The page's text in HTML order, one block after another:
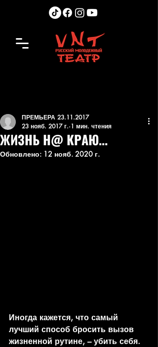
ЖИЗНЬ Н@ КРАЮ...
ПРЕМЬЕРА 23.11.2017
23 нояб. 2017 г. 1 мин. чтения
Обновлено: 12 нояб. 2020 г.
Иногда кажется, что самый
лучший способ бросить вызов
жизненной рутине, – убить себя.